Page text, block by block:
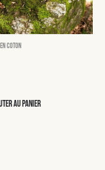
coton
au panier